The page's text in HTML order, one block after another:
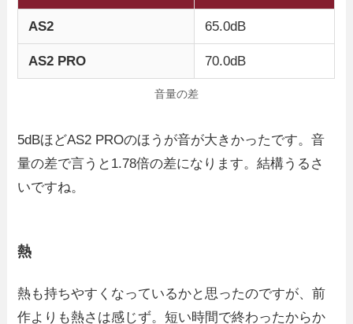
AS2 65.0dB
AS2 PRO 70.0dB
音量の差
5dBほどAS2 PROのほうが音が大きかったです。音
量の差で言うと1.78倍の差になります。結構うるさ
いですね。
熱
熱も持ちやすくなっているかと思ったのですが、前
作よりも熱さは感じず。短い時間で終わったからか